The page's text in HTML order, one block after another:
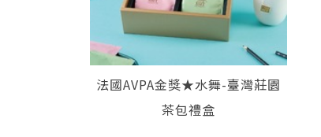
法國AVPA金獎★水舞-臺灣莊園
茶包禮盒